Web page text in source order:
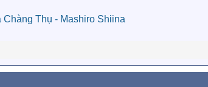
Thụ - Mashiro Shiina